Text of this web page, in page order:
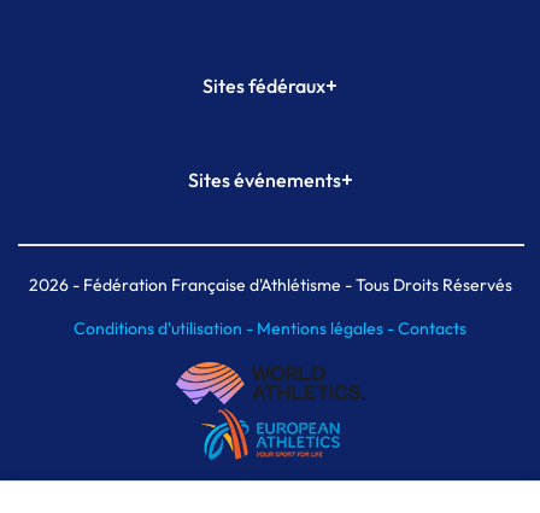
Sites fédéraux+
Plateforme Formation
Sites événements+
Meeting de Paris indoor
MAIF Ekiden de Paris
2026- Fédération Française d'Athlétisme - Tous Droits Réservés
Conditions d'utilisation - Mentions légales -Contacts